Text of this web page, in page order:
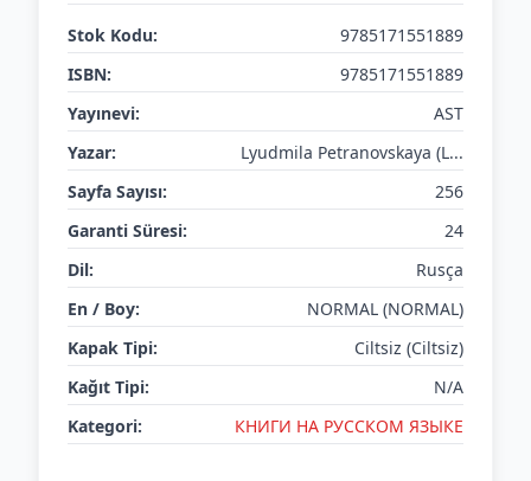
Stok Kodu:
9785171551889
ISBN:
9785171551889
Yayınevi:
AST
Yazar:
Lyudmila Petranovskaya (L...
Sayfa Sayısı:
256
Garanti Süresi:
24
Dil:
Rusça
En / Boy:
NORMAL (NORMAL)
Kapak Tipi:
Ciltsiz (Ciltsiz)
Kağıt Tipi:
N/A
Kategori:
КНИГИ НА РУССКОМ ЯЗЫКЕ